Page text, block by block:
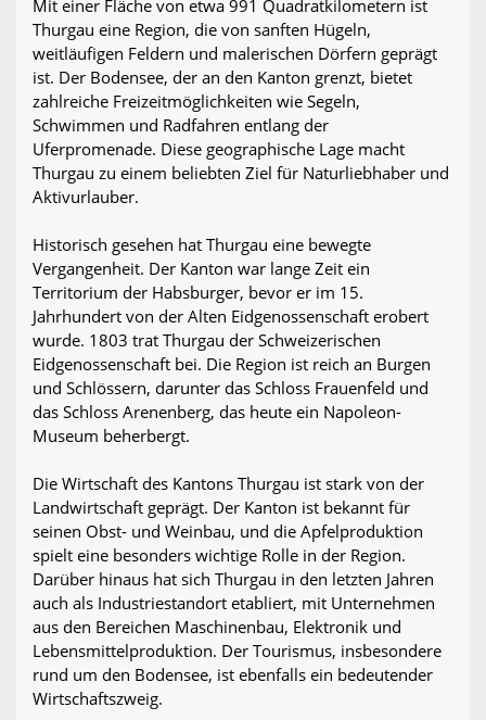
Mit einer Fläche von etwa 991 Quadratkilometern ist
Thurgau eine Region, die von sanften Hügeln,
weitläufigen Feldern und malerischen Dörfern geprägt
ist. Der Bodensee, der an den Kanton grenzt, bietet
zahlreiche Freizeitmöglichkeiten wie Segeln,
Schwimmen und Radfahren entlang der
Uferpromenade. Diese geographische Lage macht
Thurgau zu einem beliebten Ziel für Naturliebhaber und
Aktivurlauber.
Historisch gesehen hat Thurgau eine bewegte
Vergangenheit. Der Kanton war lange Zeit ein
Territorium der Habsburger, bevor er im 15.
Jahrhundert von der Alten Eidgenossenschaft erobert
wurde. 1803 trat Thurgau der Schweizerischen
Eidgenossenschaft bei. Die Region ist reich an Burgen
und Schlössern, darunter das Schloss Frauenfeld und
das Schloss Arenenberg, das heute ein Napoleon-
Museum beherbergt.
Die Wirtschaft des Kantons Thurgau ist stark von der
Landwirtschaft geprägt. Der Kanton ist bekannt für
seinen Obst- und Weinbau, und die Apfelproduktion
spielt eine besonders wichtige Rolle in der Region.
Darüber hinaus hat sich Thurgau in den letzten Jahren
auch als Industriestandort etabliert, mit Unternehmen
aus den Bereichen Maschinenbau, Elektronik und
Lebensmittelproduktion. Der Tourismus, insbesondere
rund um den Bodensee, ist ebenfalls ein bedeutender
Wirtschaftszweig.